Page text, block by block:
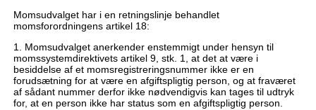
Momsudvalget har i en retningslinje behandlet
momsforordningens artikel 18:
1. Momsudvalget anerkender enstemmigt under hensyn til
momssystemdirektivets artikel 9, stk. 1, at det at være i
besiddelse af et momsregistreringsnummer ikke er en
forudsætning for at være en afgiftspligtig person, og at fraværet
af sådant nummer derfor ikke nødvendigvis kan tages til udtryk
for, at en person ikke har status som en afgiftspligtig person.